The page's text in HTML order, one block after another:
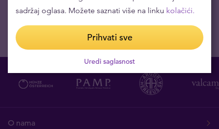
O nama
sadržaj oglasa. Možete saznati više na linku kolačići.
Prihvati sve
Uredi saglasnost